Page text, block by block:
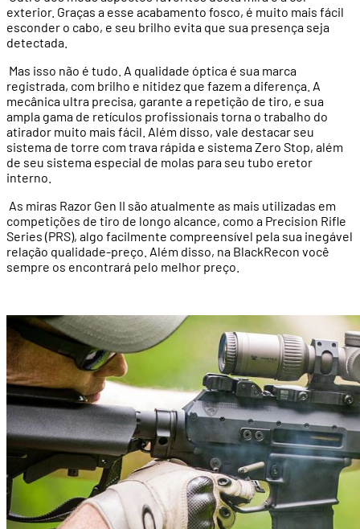
exterior. Graças a esse acabamento fosco, é muito mais fácil
esconder o cabo, e seu brilho evita que sua presença seja
detectada.
Mas isso não é tudo. A qualidade óptica é sua marca
registrada, com brilho e nitidez que fazem a diferença. A
mecânica ultra precisa, garante a repetição de tiro, e sua
ampla gama de retículos profissionais torna o trabalho do
atirador muito mais fácil. Além disso, vale destacar seu
sistema de torre com trava rápida e sistema Zero Stop, além
de seu sistema especial de molas para seu tubo eretor
interno.
As miras Razor Gen II são atualmente as mais utilizadas em
competições de tiro de longo alcance, como a Precision Rifle
Series (PRS), algo facilmente compreensível pela sua inegável
relação qualidade-preço. Além disso, na BlackRecon você
sempre os encontrará pelo melhor preço.